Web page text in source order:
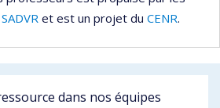
SADVR et est un projet du CENR.
dans nos équipes